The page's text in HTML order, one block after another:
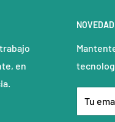
con el
en
Tu